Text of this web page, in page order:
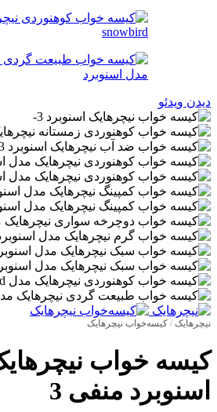
دیدن ویدئو
نیچرهایک / کیسه‌خواب نیچرهایک
کیسه خواب
اسنوبرد منفی 3